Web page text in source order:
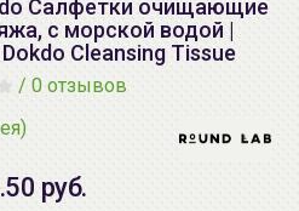
Салфетки очищающие
с морской водой |
Cleansing Tissue
/ 0 отзывов
руб.